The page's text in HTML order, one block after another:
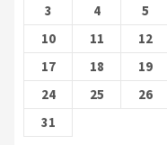
3
4 5
10
11 12
17
18 19
24
25 26
31